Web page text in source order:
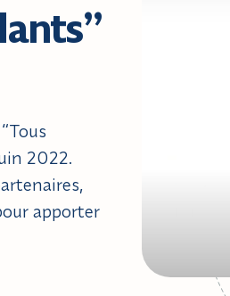
2022.
apporter